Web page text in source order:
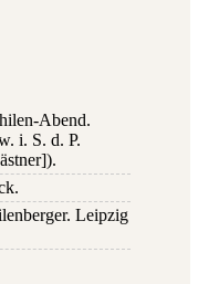
Abend.
i. S. d. P.
Leipzig